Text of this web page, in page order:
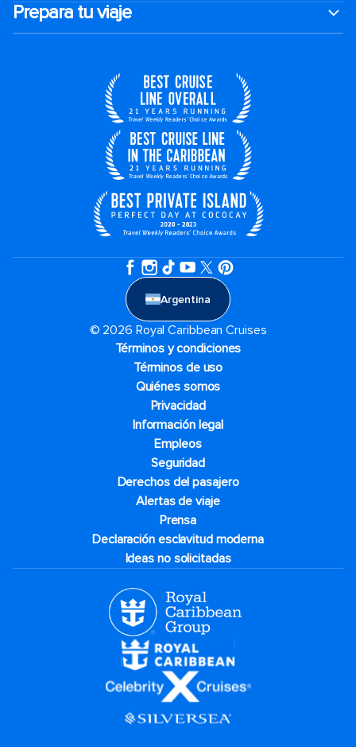
Prepara tu viaje
Argentina
© 2026 Royal Caribbean Cruises
Términos y condiciones
Términos de uso
Quiénes somos
Privacidad
Información legal
Empleos
Seguridad
Derechos del pasajero
Alertas de viaje
Prensa
Declaración esclavitud moderna
Ideas no solicitadas